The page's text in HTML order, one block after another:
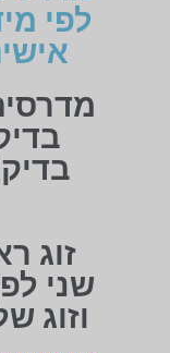
לפי
אישית
זוג
שני
וזוג